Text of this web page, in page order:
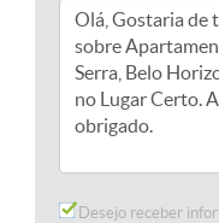
Desejo receber